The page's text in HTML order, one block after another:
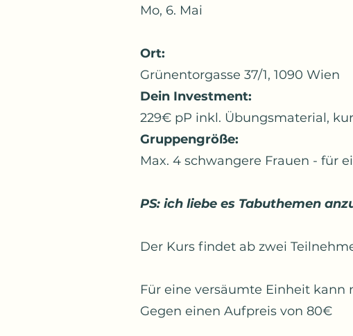
Mo, 6. Mai
Ort:
Grünentorgasse 37/1, 1090 Wien
Dein Investment:
229€ pP inkl. Übungsmaterial,
Gruppengröße:
Max. 4 schwangere Frauen - für
PS: ich liebe es Tabuthemen
Der Kurs findet ab zwei
Für eine versäumte Einheit kann
Gegen einen Aufpreis von 80€